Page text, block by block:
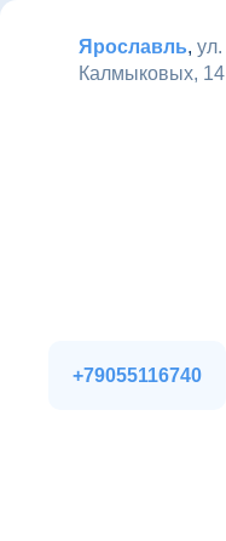
Ярославль,ул.
Калмыковых, 14
+79055116740